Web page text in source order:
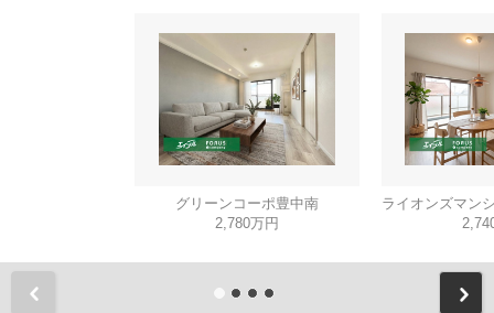
グリーンコーポ豊中南
2,780万円